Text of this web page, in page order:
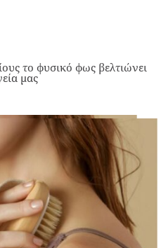
το φυσικό φως βελτιώνει
μας